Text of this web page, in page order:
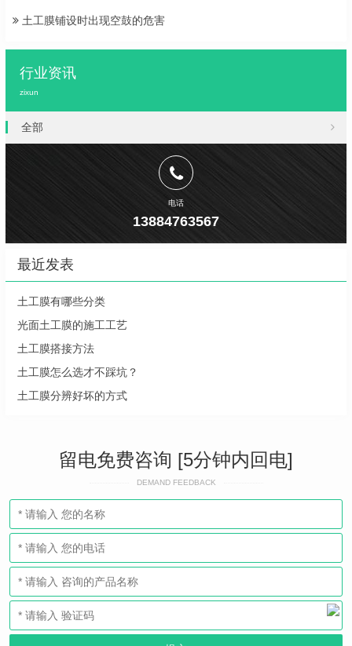
土工膜铺设时出现空鼓的危害
行业资讯
zixun
全部
电话
13884763567
最近发表
土工膜有哪些分类
光面土工膜的施工工艺
土工膜搭接方法
土工膜怎么选才不踩坑？
土工膜分辨好坏的方式
留电免费咨询 [5分钟内回电]
DEMAND FEEDBACK